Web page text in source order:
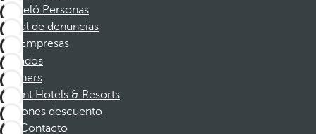
Barceló Personas
Canal de denuncias
Empresas
Afiliados
Partners
Dorint Hotels & Resorts
Cupones descuento
Contacto